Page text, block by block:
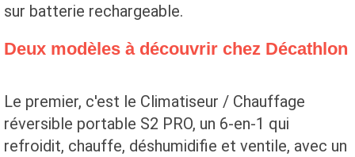
sur batterie rechargeable.
Deux modèles à découvrir chez Décathlon
Le premier, c'est le Climatiseur / Chauffage
réversible portable S2 PRO, un 6-en-1 qui
refroidit, chauffe, déshumidifie et ventile, avec un